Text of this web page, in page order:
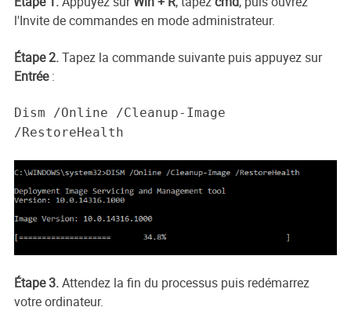
l'Invite de commandes en mode administrateur.
Étape 2.Tapez la commande suivante puis appuyez sur
Entrée:
Dism /Online /Cleanup-Image
/RestoreHealth
Étape 3.Attendez la fin du processus puis redémarrez
votre ordinateur.